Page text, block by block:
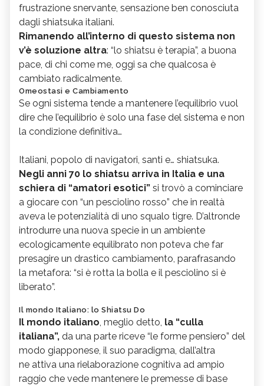
frustrazione snervante, sensazione ben conosciuta
dagli shiatsuka italiani.
Rimanendo all’interno di questo sistema non
v’è soluzione altra: “lo shiatsu è terapia”, a buona
pace, di chi come me, oggi sa che qualcosa è
cambiato radicalmente.
Omeostasi e Cambiamento
Se ogni sistema tende a mantenere l’equilibrio vuol
dire che l’equilibrio è solo una fase del sistema e non
la condizione definitiva…
Italiani, popolo di navigatori, santi e… shiatsuka.
Negli anni 70 lo shiatsu arriva in Italia e una
schiera di “amatori esotici” si trovò a cominciare
a giocare con “un pesciolino rosso” che in realtà
aveva le potenzialità di uno squalo tigre. D’altronde
introdurre una nuova specie in un ambiente
ecologicamente equilibrato non poteva che far
presagire un drastico cambiamento, parafrasando
la metafora: “si è rotta la bolla e il pesciolino si è
liberato”.
Il mondo Italiano: lo Shiatsu Do
Il mondo italiano , meglio detto, la “culla
italiana”, da una parte riceve “le forme pensiero” del
modo giapponese, il suo paradigma, dall’altra
ne attiva una rielaborazione cognitiva ad ampio
raggio che vede mantenere le premesse di base